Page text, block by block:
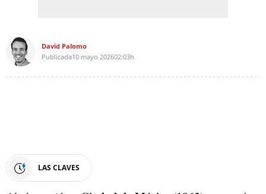
David Palomo
Publicada10 mayo 202602:03h
LAS CLAVES